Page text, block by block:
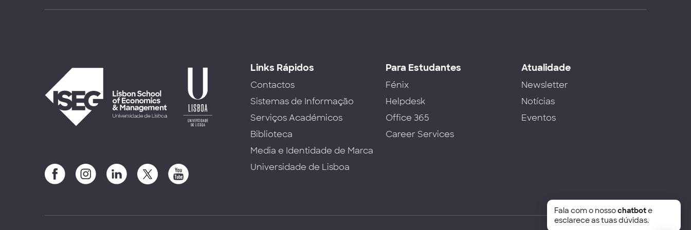
Links Rápidos
Contactos
Sistemas de Informação
Serviços Académicos
Biblioteca
Media e Identidade de Marca
Universidade de Lisboa
Para Estudantes
Fénix
Helpdesk
Office 365
Career Services
Atualidade
Newsletter
Notícias
Eventos
Fala com o nossochatbote
esclarece as tuas dúvidas.